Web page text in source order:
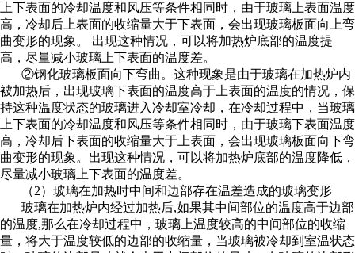
上下表面的冷却温度和风压等条件相同时，由于玻璃上表面温度
高，冷却后上表面的收缩量大于下表面，会出现玻璃板面向上弯
曲变形的现象。 出现这种情况，可以将加热炉底部的温度提
高，尽量减小玻璃上下表面的温度差。
②钢化玻璃板面向下弯曲。这种现象是由于玻璃在加热炉内
被加热后，出现玻璃下表面的温度高于上表面的温度的情况，保
持这种温度状态的玻璃进入冷却室冷却，在冷却过程中，当玻璃
上下表面的冷却温度和风压等条件相同时，由于玻璃下表面温度
高，冷却后下表面的收缩量大于上表面，会出现玻璃板面向下弯
曲变形的现象。出现这种情况，可以将加热炉底部的温度降低，
尽量减小玻璃上下表面的温度差。
（2）玻璃在加热时中间和边部存在温差造成的玻璃变形
玻璃在加热炉内经过加热后,如果其中间部位的温度高于边部
的温度,那么在冷却过程中，玻璃上温度较高的中间部位的收缩
量，将大于温度较低的边部的收缩量，当玻璃被冷却到室温状态